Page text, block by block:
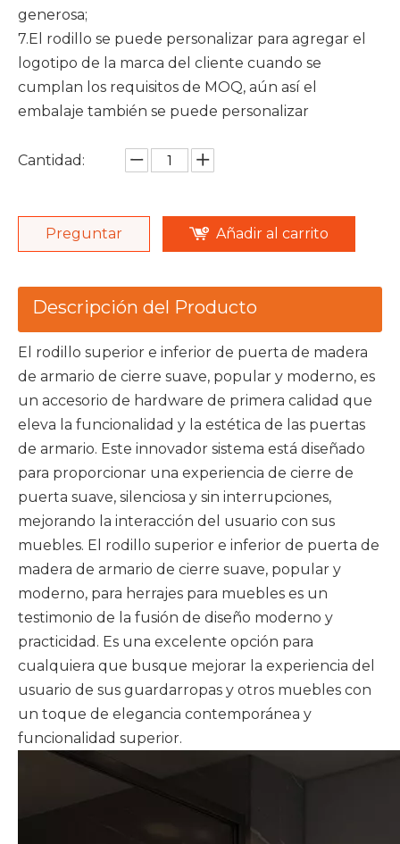
generosa;
7.El rodillo se puede personalizar para agregar el
logotipo de la marca del cliente cuando se
cumplan los requisitos de MOQ, aún así el
embalaje también se puede personalizar
Cantidad:
Preguntar Añadir al carrito
Descripción del Producto
El rodillo superior e inferior de puerta de madera
de armario de cierre suave, popular y moderno, es
un accesorio de hardware de primera calidad que
eleva la funcionalidad y la estética de las puertas
de armario. Este innovador sistema está diseñado
para proporcionar una experiencia de cierre de
puerta suave, silenciosa y sin interrupciones,
mejorando la interacción del usuario con sus
muebles. El rodillo superior e inferior de puerta de
madera de armario de cierre suave, popular y
moderno, para herrajes para muebles es un
testimonio de la fusión de diseño moderno y
practicidad. Es una excelente opción para
cualquiera que busque mejorar la experiencia del
usuario de sus guardarropas y otros muebles con
un toque de elegancia contemporánea y
funcionalidad superior.